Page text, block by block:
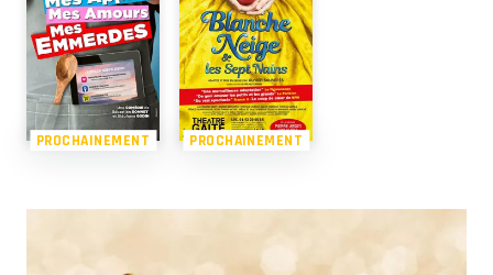
PROCHAINEMENT PROCHAINEMENT